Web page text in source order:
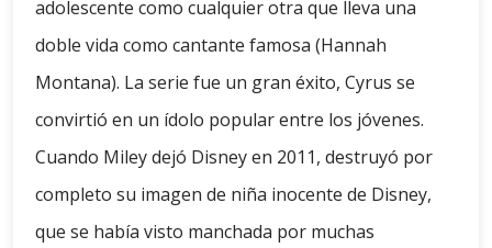
adolescente como cualquier otra que lleva una
doble vida como cantante famosa (Hannah
Montana). La serie fue un gran éxito, Cyrus se
convirtió en un ídolo popular entre los jóvenes.
Cuando Miley dejó Disney en 2011, destruyó por
completo su imagen de niña inocente de Disney,
que se había visto manchada por muchas